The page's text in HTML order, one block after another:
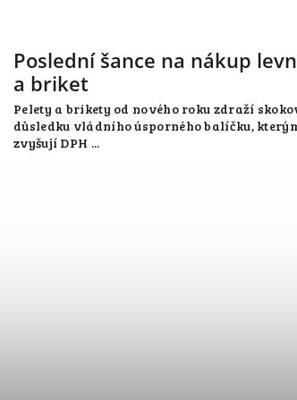
Poslední šance na nákup
a briket
Pelety a brikety od nového roku zdraží
důsledku vládního úsporného balíčku,
zvyšují DPH ...